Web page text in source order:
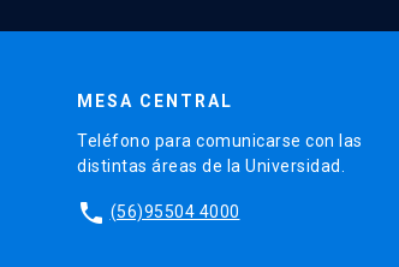
MESA CENTRAL
Teléfono para comunicarse con las
distintas áreas de la Universidad.
phone (56)95504 4000